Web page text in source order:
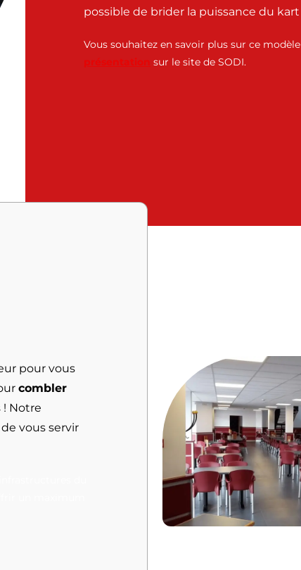
possible de brider la puissance du
Vous souhaitez en savoir plus sur ce
présentation sur le site de SODI.
pour vous
combler
! Notre
vous servir